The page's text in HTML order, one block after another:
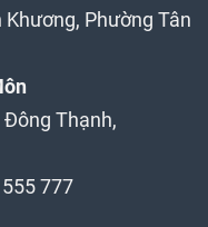
Phường Tân
Thạnh,
777